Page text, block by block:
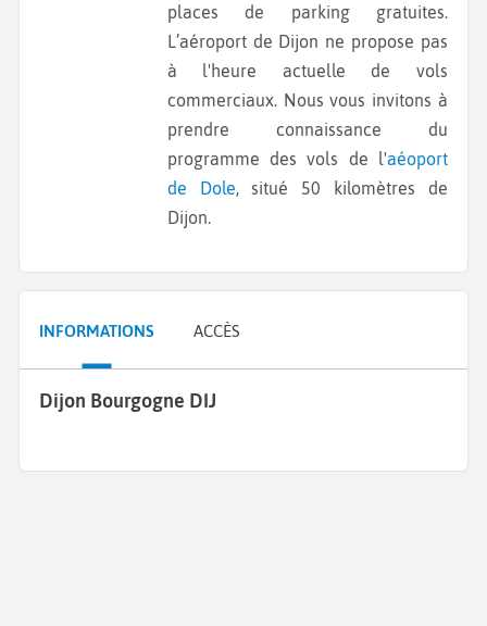
places de parking gratuites.
L’aéroport de Dijon ne propose pas
à l'heure actuelle de vols
commerciaux. Nous vous invitons à
prendre connaissance du
programme des vols de l'aéoport
de Dole, situé 50 kilomètres de
Dijon.
INFORMATIONS ACCÈS
Dijon Bourgogne DIJ